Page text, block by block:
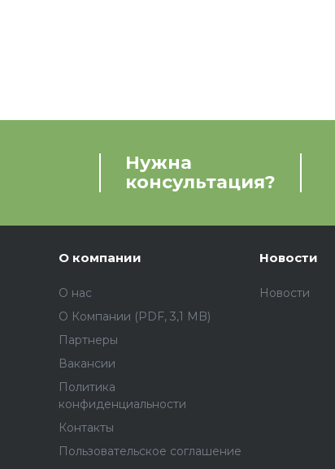
Нужна
консультация?
О компании
О нас
О Компании (PDF, 3,1 MB)
Партнеры
Вакансии
Политика
конфиденциальности
Контакты
Пользовательское соглашение
Новости
Новости